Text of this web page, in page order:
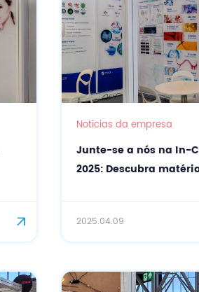
Notícias da empresa
Junte-se a nós na In-
2025: Descubra
2025.04.09